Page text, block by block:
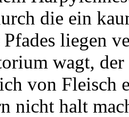
die ein
liegen
wagt, der
von Fleisch
nicht halt